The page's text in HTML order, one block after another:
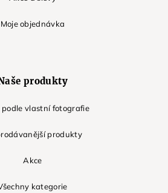
Moje objednávka
produkty
podle vlastní fotografie
produkty
Akce
kategorie